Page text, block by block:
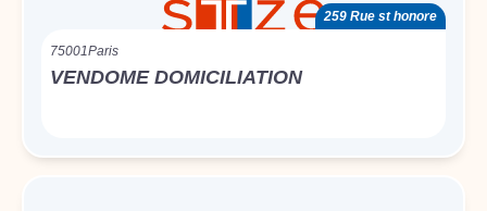
259 Rue st honore
75001Paris
VENDOME DOMICILIATION